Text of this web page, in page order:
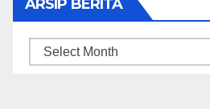
ARSIP BERITA
ARSIP